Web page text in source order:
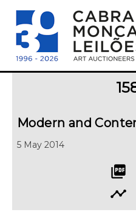
Modern and
5 May 2014
picture_as_pdf
timeline